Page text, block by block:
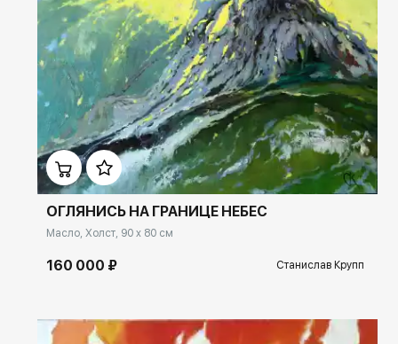
Домен: ekb.rakovgallery.ru
ОГЛЯНИСЬ НА ГРАНИЦЕ НЕБЕС
Масло, Холст, 90 x 80 см
160 000 ₽ Станислав Крупп